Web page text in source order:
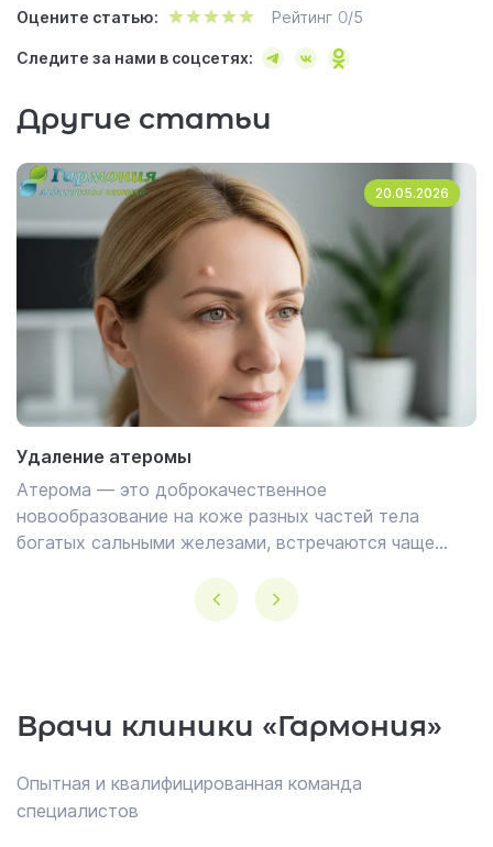
Оцените статью: Рейтинг 0/5
Следите за нами в соцсетях:
Другие статьи
20.05.2026
Удаление атеромы
Атерома — это доброкачественное
новообразование на коже разных частей тела
богатых сальными железами, встречаются чаще
Образуется атерома тогда, когда происходит
закупорка протока одной из сальных желез, либо
Врачи клиники «Гармония»
Опытная и квалифицированная команда
специалистов